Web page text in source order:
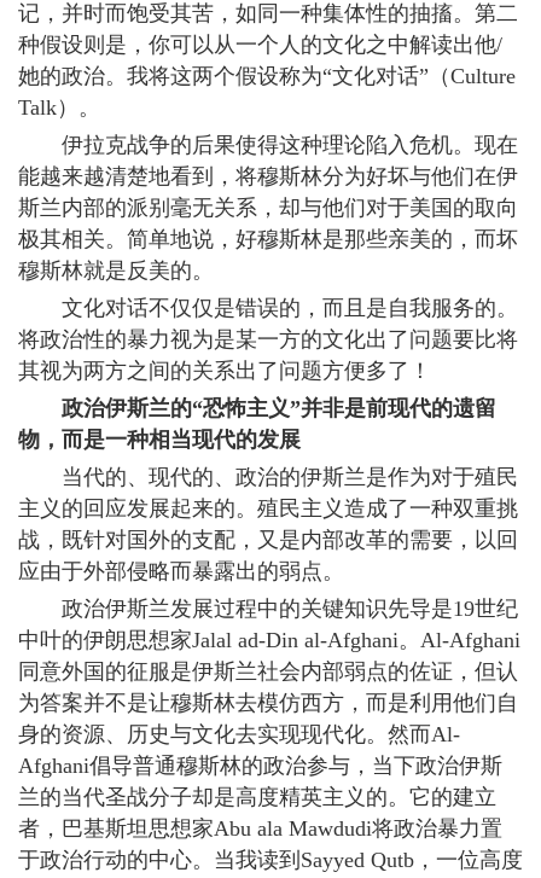
记，并时而饱受其苦，如同一种集体性的抽搐。第二
种假设则是，你可以从一个人的文化之中解读出他/
她的政治。我将这两个假设称为“文化对话”（Culture
Talk）。
伊拉克战争的后果使得这种理论陷入危机。现在
能越来越清楚地看到，将穆斯林分为好坏与他们在伊
斯兰内部的派别毫无关系，却与他们对于美国的取向
极其相关。简单地说，好穆斯林是那些亲美的，而坏
穆斯林就是反美的。
文化对话不仅仅是错误的，而且是自我服务的。
将政治性的暴力视为是某一方的文化出了问题要比将
其视为两方之间的关系出了问题方便多了！
政治伊斯兰的“恐怖主义”并非是前现代的遗留
物，而是一种相当现代的发展
当代的、现代的、政治的伊斯兰是作为对于殖民
主义的回应发展起来的。殖民主义造成了一种双重挑
战，既针对国外的支配，又是内部改革的需要，以回
应由于外部侵略而暴露出的弱点。
政治伊斯兰发展过程中的关键知识先导是19世纪
中叶的伊朗思想家Jalal ad-Din al-Afghani。Al-Afghani
同意外国的征服是伊斯兰社会内部弱点的佐证，但认
为答案并不是让穆斯林去模仿西方，而是利用他们自
身的资源、历史与文化去实现现代化。然而Al-
Afghani倡导普通穆斯林的政治参与，当下政治伊斯
兰的当代圣战分子却是高度精英主义的。它的建立
者，巴基斯坦思想家Abu ala Mawdudi将政治暴力置
于政治行动的中心。当我读到Sayyed Qutb，一位高度